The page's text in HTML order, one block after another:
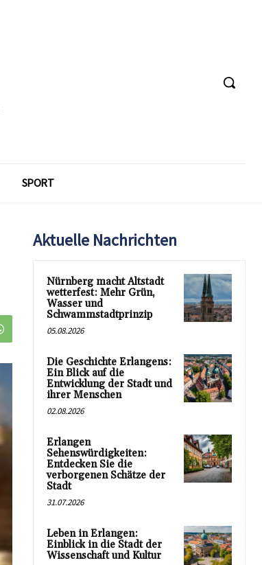
SPORT
Aktuelle Nachrichten
Nürnberg macht Altstadt
wetterfest: Mehr Grün,
Wasser und
Schwammstadtprinzip
05.08.2026
Die Geschichte Erlangens:
Ein Blick auf die
Entwicklung der Stadt und
ihrer Menschen
02.08.2026
Erlangen
Sehenswürdigkeiten:
Entdecken Sie die
verborgenen Schätze der
Stadt
31.07.2026
Leben in Erlangen:
Einblick in die Stadt der
Wissenschaft und Kultur